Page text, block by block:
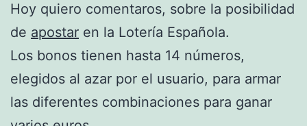
Hoy quiero comentaros, sobre la posibilidad
de apostar en la Lotería Española.
Los bonos tienen hasta 14 números,
elegidos al azar por el usuario, para armar
las diferentes combinaciones para ganar